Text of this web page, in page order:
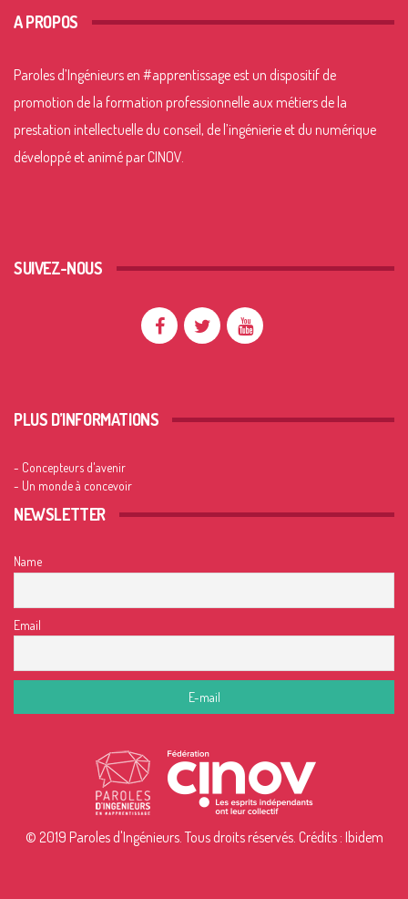
A PROPOS
Paroles d’Ingénieurs en #apprentissage est un dispositif de
promotion de la formation professionnelle aux métiers de la
prestation intellectuelle du conseil, de l’ingénierie et du numérique
développé et animé par CINOV.
SUIVEZ-NOUS
PLUS D’INFORMATIONS
- Concepteurs d'avenir
- Un monde à concevoir
NEWSLETTER
Name
Email
© 2019 Paroles d'Ingénieurs. Tous droits réservés. Crédits : Ibidem